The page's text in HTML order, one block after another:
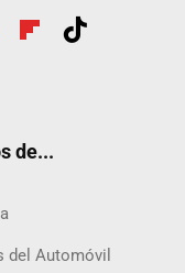
de...
del Automóvil